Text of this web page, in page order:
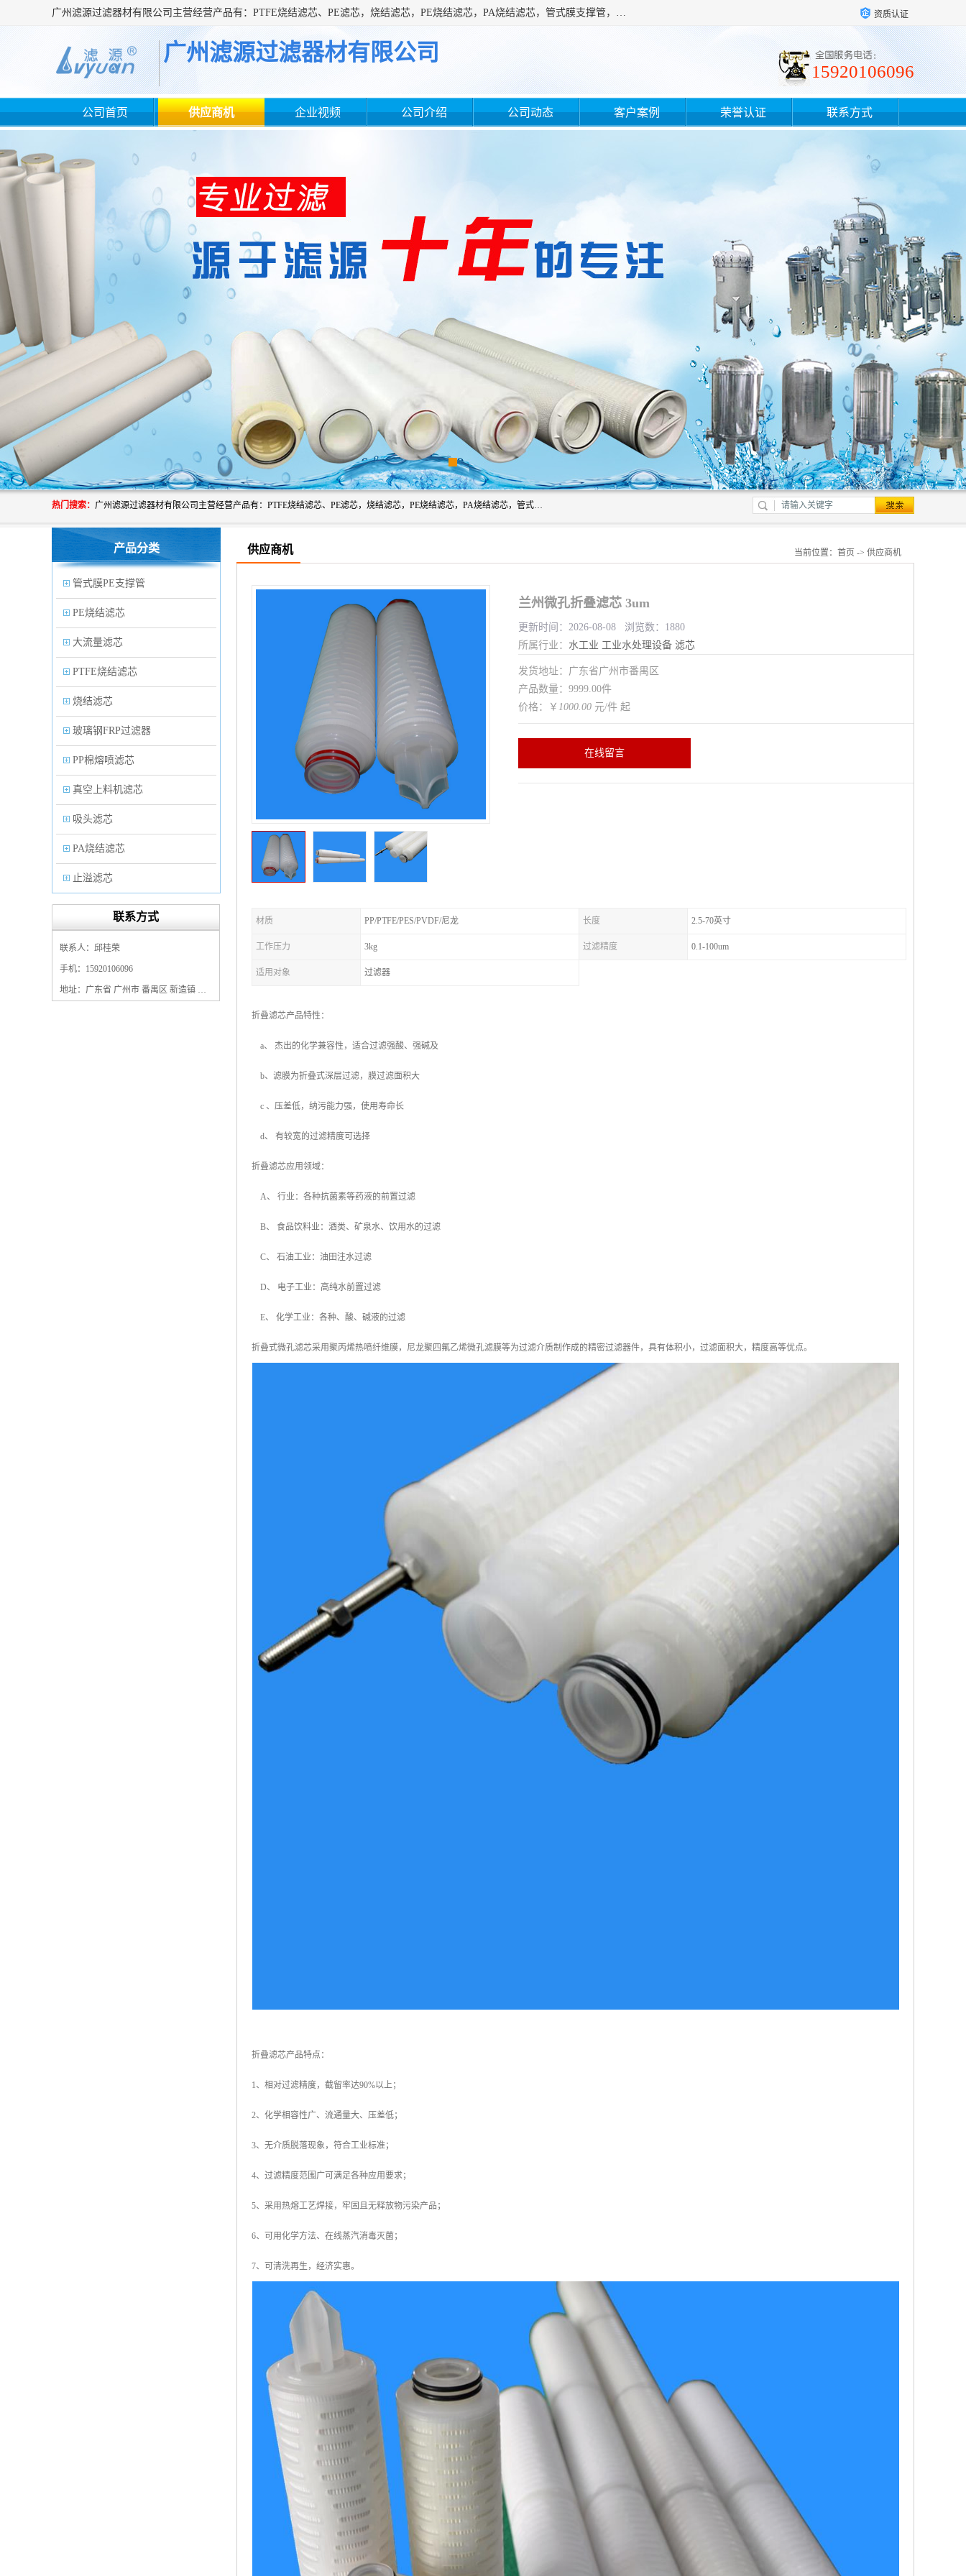
广州滤源过滤器材有限公司主营经营产品有：PTFE烧结滤芯、PE滤芯，烧结滤芯，PE烧结滤芯，PA烧结滤芯，管式膜支撑管，真空上料机滤芯，粉末烧结滤芯，止溢滤芯，吸头滤芯，湿化瓶滤芯、不锈钢烧结滤芯等。公司现拥有一批精干的管理人员和一支高素质的技术队伍，舒适优雅的办公环境和拥有全新现代化标准厂房。 资质认证
广州滤源过滤器材有限公司
15920106096
公司首页 供应商机 企业视频 公司介绍 公司动态 客户案例 荣誉认证 联系方式
热门搜索： 广州滤源过滤器材有限公司主营经营产品有：PTFE烧结滤芯、PE滤芯，烧结滤芯，PE烧结滤芯，PA烧结滤芯，管式膜支撑管，真空上料机滤芯，粉末烧结滤芯，止溢滤芯，吸头滤芯，湿化瓶滤芯、不锈钢烧结滤芯等。公司现拥有一批精干的管理人员和一支高素质的技术队伍，舒适优雅的办公环境和拥有全新现代化标准厂房。
产品分类
管式膜PE支撑管
PE烧结滤芯
大流量滤芯
PTFE烧结滤芯
烧结滤芯
玻璃钢FRP过滤器
PP棉熔喷滤芯
真空上料机滤芯
吸头滤芯
PA烧结滤芯
止溢滤芯
PP塑料过滤器
保安过滤器滤芯
联系方式
联系人：邱桂荣
手机：15920106096
地址：广东省 广州市 番禺区 新造镇 新造镇石角咀街4号三楼之一
供应商机 当前位置： 首页 -> 供应商机
兰州微孔折叠滤芯 3um
更新时间：2026-08-08 浏览数：1880
所属行业： 水工业 工业水处理设备 滤芯
发货地址：广东省广州市番禺区
产品数量：9999.00件
价格：￥ 1000.00 元/件 起
在线留言
材质 PP/PTFE/PES/PVDF/尼龙 长度 2.5-70英寸
工作压力 3kg 过滤精度 0.1-100um
适用对象 过滤器
折叠滤芯产品特性：
a、 杰出的化学兼容性，适合过滤强酸、强碱及
b、滤膜为折叠式深层过滤，膜过滤面积大
c 、压差低，纳污能力强，使用寿命长
d、 有较宽的过滤精度可选择
折叠滤芯应用领域：
A、 行业：各种抗菌素等药液的前置过滤
B、 食品饮料业：酒类、矿泉水、饮用水的过滤
C、 石油工业：油田注水过滤
D、 电子工业：高纯水前置过滤
E、 化学工业：各种、酸、碱液的过滤
折叠式微孔滤芯采用聚丙烯热喷纤维膜，尼龙聚四氟乙烯微孔滤膜等为过滤介质制作成的精密过滤器件，具有体积小，过滤面积大，精度高等优点。
折叠滤芯产品特点：
1、相对过滤精度，截留率达90%以上；
2、化学相容性广、流通量大、压差低；
3、无介质脱落现象，符合工业标准；
4、过滤精度范围广可满足各种应用要求；
5、采用热熔工艺焊接，牢固且无释放物污染产品；
6、可用化学方法、在线蒸汽消毒灭菌；
7、可清洗再生，经济实惠。